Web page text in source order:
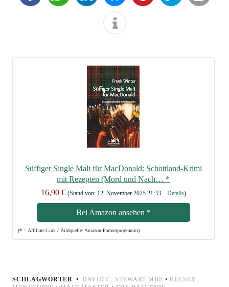
Süf­fi­ger Sin­gle Malt für Mac­Do­nald: Schott­land-Kri­mi
mit Rezep­ten (Mord und Nach… *
16,90 € (Stand von: 12. Novem­ber 2025 21:33 – Details)
Bei Ama­zon anse­hen *
(* = Affi­lia­te-Link / Bild­quel­le: Amazon-Partnerprogramm)
SCHLAGWÖRTER DAVID C. STEWART MBE • KELSEY